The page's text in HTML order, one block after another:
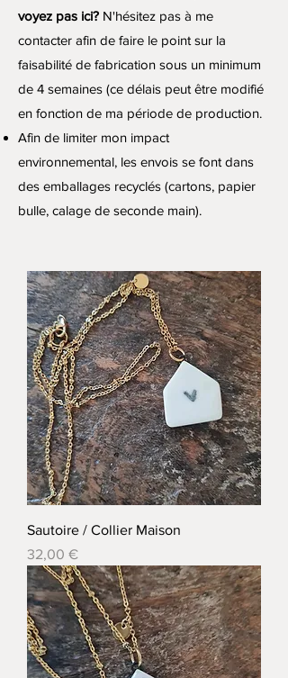
voyez pas ici? N'hésitez pas à me
contacter afin de faire le point sur la
faisabilité de fabrication sous un minimum
de 4 semaines (ce délais peut être modifié
en fonction de ma période de production.
Afin de limiter mon impact
environnemental, les envois se font dans
des emballages recyclés (cartons, papier
bulle, calage de seconde main).
Sautoire / Collier Maison
Prix
32,00 €